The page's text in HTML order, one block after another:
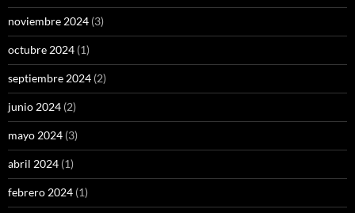
noviembre 2024 (3)
octubre 2024 (1)
septiembre 2024 (2)
junio 2024 (2)
mayo 2024 (3)
abril 2024 (1)
febrero 2024 (1)